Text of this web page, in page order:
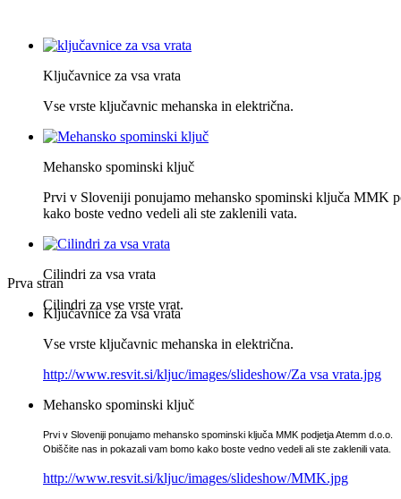
Ključavnice za vsa vrata
Vse vrste ključavnic mehanska in električna.
Mehansko spominski ključ
Prvi v Sloveniji ponujamo mehansko spominski ključa MMK
kako boste vedno vedeli ali ste zaklenili vata.
Cilindri za vsa vrata
Cilindri za vse vrste vrat.
Prva stran
Ključavnice za vsa vrata
Vse vrste ključavnic mehanska in električna.
http://www.resvit.si/kljuc/images/slideshow/Za vsa vrata.jpg
Mehansko spominski ključ
Prvi v Sloveniji ponujamo mehansko spominski ključa MMK podjetja Atemm d.o.o.
Obiščite nas in pokazali vam bomo kako boste vedno vedeli ali ste zaklenili vata.
http://www.resvit.si/kljuc/images/slideshow/MMK.jpg